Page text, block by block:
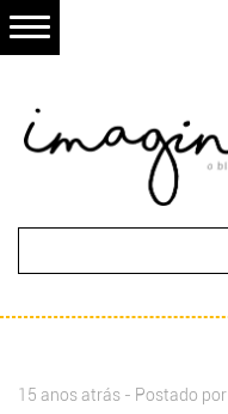
15 anos atrás - Postado por